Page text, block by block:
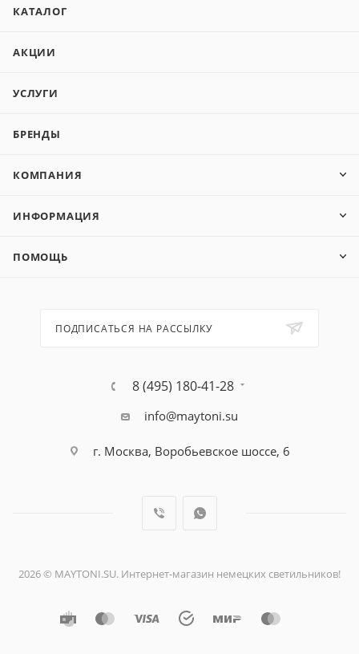
КАТАЛОГ
АКЦИИ
УСЛУГИ
БРЕНДЫ
КОМПАНИЯ
ИНФОРМАЦИЯ
ПОМОЩЬ
ПОДПИСАТЬСЯ НА РАССЫЛКУ
8 (495) 180-41-28
info@maytoni.su
г. Москва, Воробьевское шоссе, 6
2026 © MAYTONI.SU. Интернет-магазин немецких светильников!